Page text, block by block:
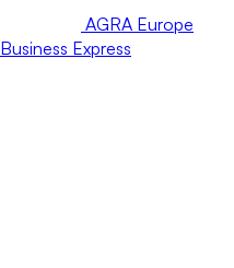
AGRA Europe
Business Express